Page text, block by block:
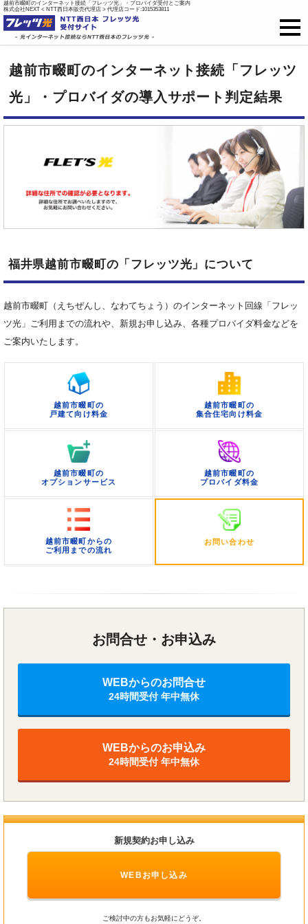
越前市畷町のインターネット接続「フレッツ光」・プロバイダ受付とご案内
株式会社NEXT < NTT西日本販売代理店 > 代理店コード:1015353811
戸建て向け料金
集合住宅向け料金
ご開通までの流れ
オプション
新規お申込はこちら
越前市畷町のインターネット接続「フレッツ
光」・プロバイダの導入サポート判定結果
福井県越前市畷町の「フレッツ光」について
越前市畷町（えちぜんし、なわてちょう）のインターネット回線「フレッ
ツ光」ご利用までの流れや、新規お申し込み、各種プロバイダ料金などを
ご案内いたします。
越前市畷町の
戸建て向け料金
越前市畷町の
集合住宅向け料金
越前市畷町の
オプションサービス
越前市畷町の
プロバイダ料金
越前市畷町からの
ご利用までの流れ
お問い合わせ
お問合せ・お申込み
WEBからのお問合せ
24時間受付 年中無休
WEBからのお申込み
24時間受付 年中無休
新規契約お申し込み
WEBお申し込み
ご検討中の方もお気軽にどうぞ。